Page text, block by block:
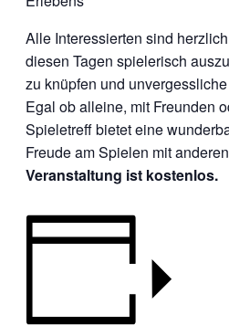
Alle Interessierten sind
diesen Tagen spielerisch
zu knüpfen und
Egal ob alleine, mit Freunden
Spieletreff bietet eine
Freude am Spielen mit
Veranstaltung ist kostenlos.